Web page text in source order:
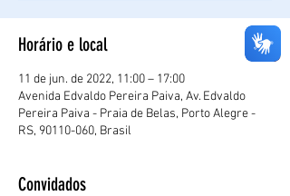
Horário e local
11 de jun. de 2022, 11:00 – 17:00
Avenida Edvaldo Pereira Paiva, Av. Edvaldo
Pereira Paiva - Praia de Belas, Porto Alegre -
RS, 90110-060, Brasil
Convidados